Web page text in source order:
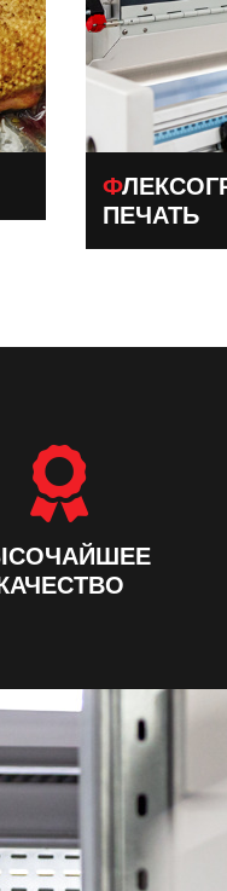
ФЛЕКСОГРАФИЧЕСКАЯ
ПЕЧАТЬ
